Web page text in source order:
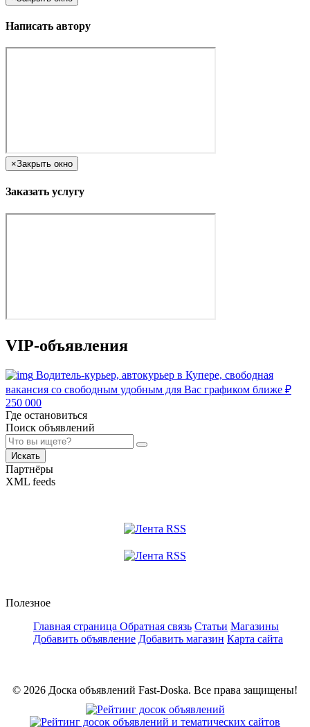
Написать автору
×Закрыть окно
Заказать услугу
VIP-объявления
Водитель-курьер, автокурьер в Купере, свободная
вакансия со свободным удобным для Вас графиком ближе ₽
250 000
Где остановиться
Поиск объявлений
Искать
Партнёры
XML feeds
Полезное
Главная страница Обратная связь Статьи Магазины
Добавить объявление Добавить магазин Карта сайта
© 2026 Доска объявлений Fast-Doska. Все права защищены!